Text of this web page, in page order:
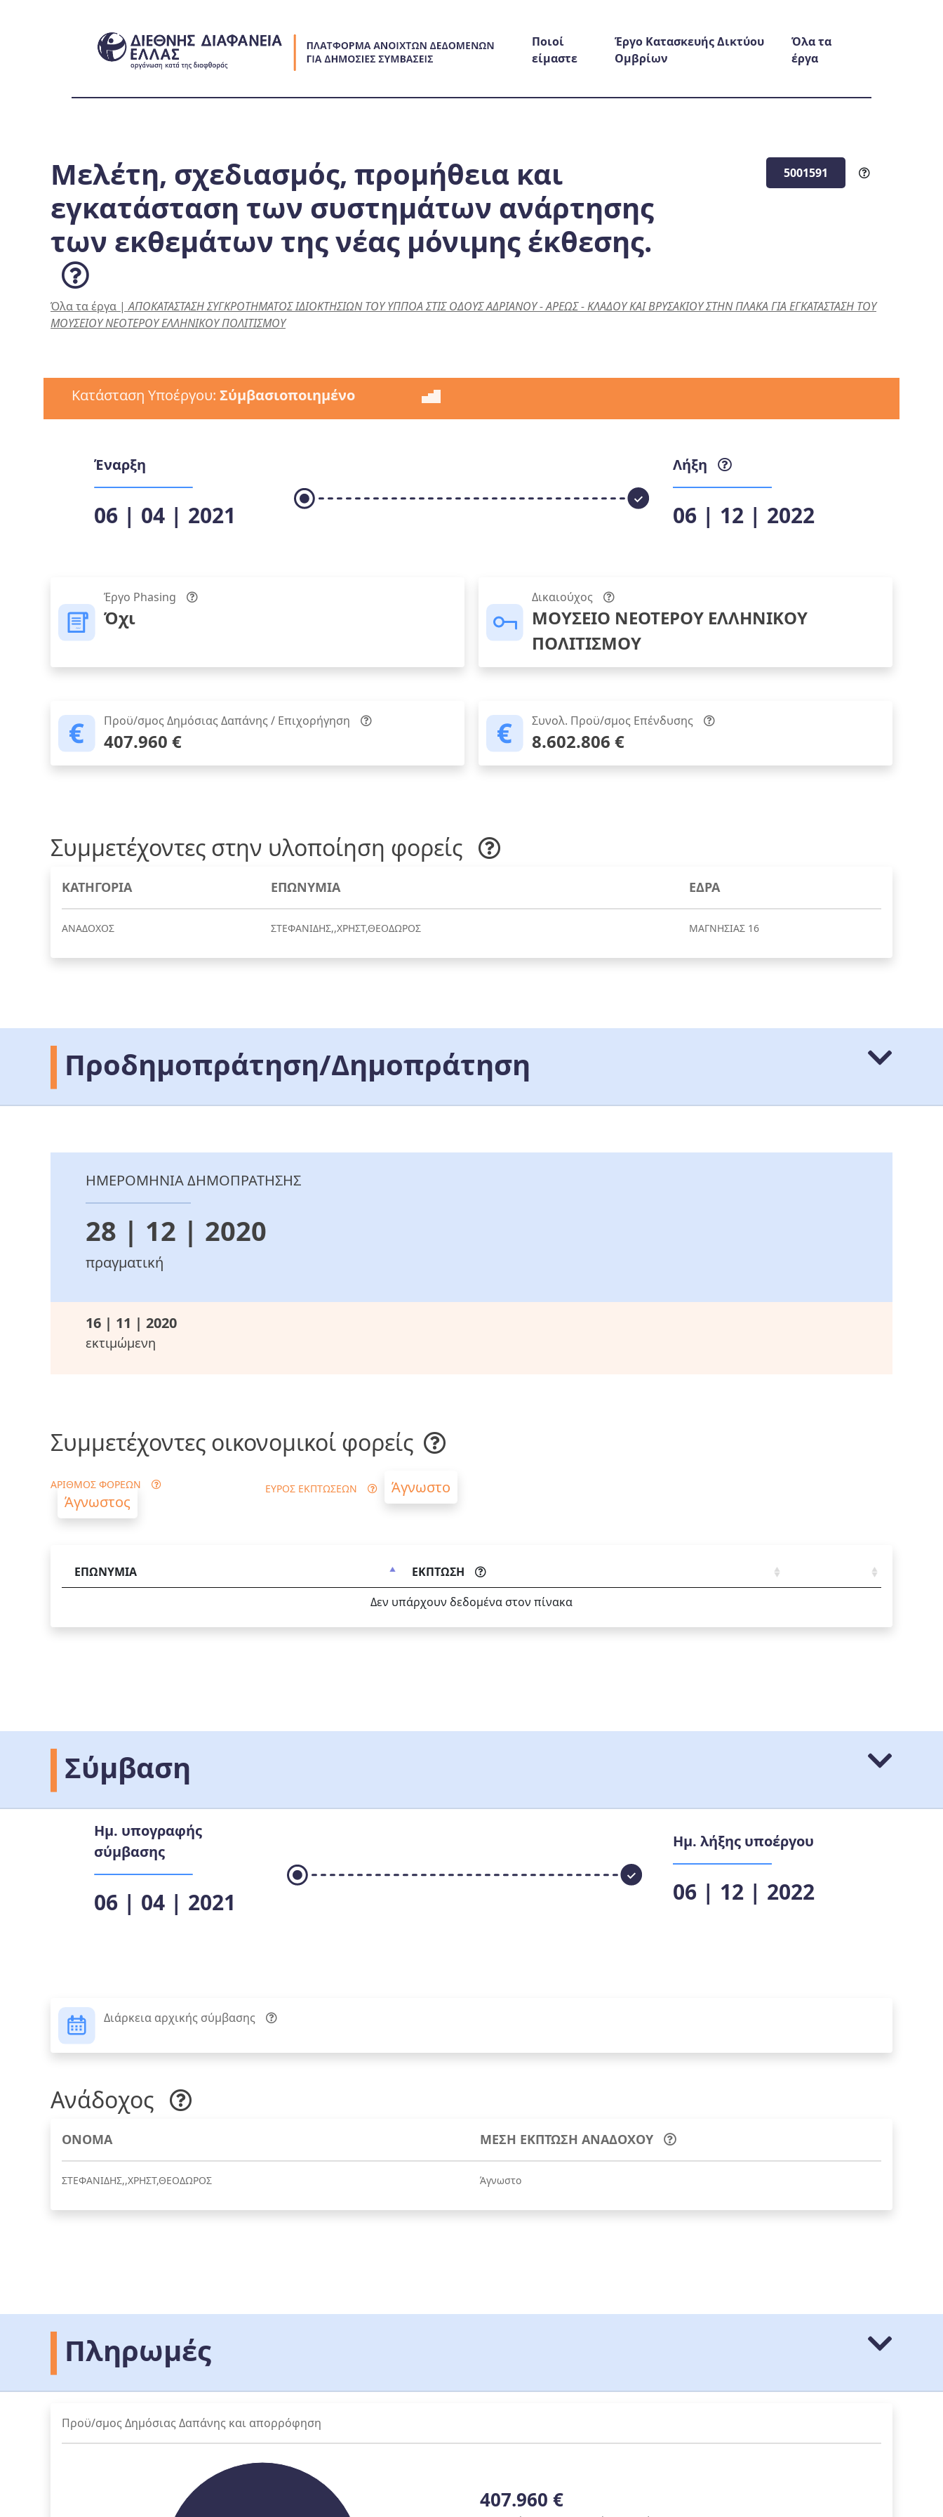
Ποιοί
είμαστε
Έργο Κατασκευής Δικτύου
Ομβρίων
Όλα τα
έργα
Μελέτη, σχεδιασμός, προμήθεια και
εγκατάσταση των συστημάτων ανάρτησης
των εκθεμάτων της νέας μόνιμης έκθεσης.
5001591
Όλα τα έργα |ΑΠΟΚΑΤΑΣΤΑΣΗ ΣΥΓΚΡΟΤΗΜΑΤΟΣ ΙΔΙΟΚΤΗΣΙΩΝ ΤΟΥ ΥΠΠΟA ΣΤΙΣ ΟΔΟΥΣ ΑΔΡΙΑΝΟΥ - ΑΡΕΩΣ - ΚΛΑΔΟΥ ΚΑΙ ΒΡΥΣΑΚΙΟΥ ΣΤΗΝ ΠΛΑΚΑ ΓΙΑ ΕΓΚΑΤΑΣΤΑΣΗ ΤΟΥ
ΜΟΥΣΕΙΟΥ ΝΕΟΤΕΡΟΥ ΕΛΛΗΝΙΚΟΥ ΠΟΛΙΤΙΣΜΟΥ
Κατάσταση Υποέργου: Σύμβασιοποιημένο
Έναρξη
06 | 04 | 2021
Λήξη
06 | 12 | 2022
Έργο Phasing
Όχι
Δικαιούχος
ΜΟΥΣΕΙΟ ΝΕΟΤΕΡΟΥ ΕΛΛΗΝΙΚΟΥ
ΠΟΛΙΤΙΣΜΟΥ
Προϋ/σμος Δημόσιας Δαπάνης / Επιχορήγηση
407.960 €
Συνολ. Προϋ/σμος Επένδυσης
8.602.806 €
Συμμετέχοντες στην υλοποίηση φορείς
ΚΑΤΗΓΟΡΙΑ ΕΠΩΝΥΜΙΑ ΕΔΡΑ
ΑΝΑΔΟΧΟΣ ΣΤΕΦΑΝΙΔΗΣ,,ΧΡΗΣΤ,ΘΕΟΔΩΡΟΣ ΜΑΓΝΗΣΙΑΣ 16
Προδημοπράτηση/Δημοπράτηση
ΗΜΕΡΟΜΗΝΙΑ ΔΗΜΟΠΡΑΤΗΣΗΣ
28 | 12 | 2020
πραγματική
16 | 11 | 2020
εκτιμώμενη
Συμμετέχοντες οικονομικοί φορείς
ΑΡΙΘΜΟΣ ΦΟΡΕΩΝ
Άγνωστος
ΕΥΡΟΣ ΕΚΠΤΩΣΕΩΝ Άγνωστο
ΕΠΩΝΥΜΙΑ
ΕΚΠΤΩΣΗ
Δεν υπάρχουν δεδομένα στον πίνακα
Σύμβαση
Ημ. υπογραφής
σύμβασης
06 | 04 | 2021
Ημ. λήξης υποέργου
06 | 12 | 2022
Διάρκεια αρχικής σύμβασης
Ανάδοχος
ΟΝΟΜΑ ΜΕΣΗ ΕΚΠΤΩΣΗ ΑΝΑΔΟΧΟΥ
ΣΤΕΦΑΝΙΔΗΣ,,ΧΡΗΣΤ,ΘΕΟΔΩΡΟΣ Άγνωστο
Πληρωμές
Προϋ/σμος Δημόσιας Δαπάνης και απορρόφηση
407.960 €